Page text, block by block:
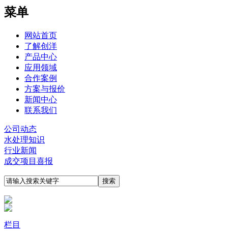
菜单
网站首页
了解创洋
产品中心
应用领域
合作案例
方案与报价
新闻中心
联系我们
公司动态
水处理知识
行业新闻
成交项目喜报
栏目